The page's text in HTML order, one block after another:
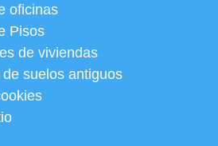
oficinas
Pisos
de viviendas
suelos antiguos